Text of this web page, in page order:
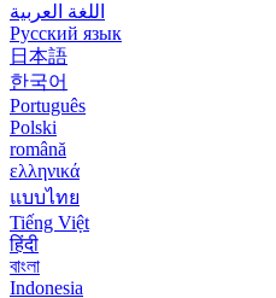
اللغة العربية
Русский язык
日本語
한국어
Português
Polski
română
ελληνικά
แบบไทย
Tiếng Việt
हिंदी
বাংলা
Indonesia